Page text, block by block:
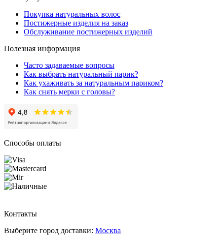
Покупка натуральных волос
Постижерные изделия на заказ
Обслуживание постижерных изделий
Полезная информация
Часто задаваемые вопросы
Как выбрать натуральный парик?
Как ухаживать за натуральным париком?
Как снять мерки с головы?
Способы оплаты
Контакты
Выберите город доставки: Москва